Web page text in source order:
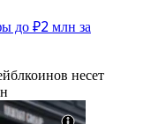
до ₽2 млн за
несет